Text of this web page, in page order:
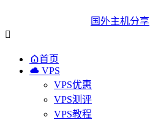
国外主机分享

首页
 VPS
VPS优惠
VPS测评
VPS教程